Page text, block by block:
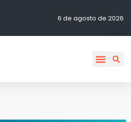
6 de agosto de 2026